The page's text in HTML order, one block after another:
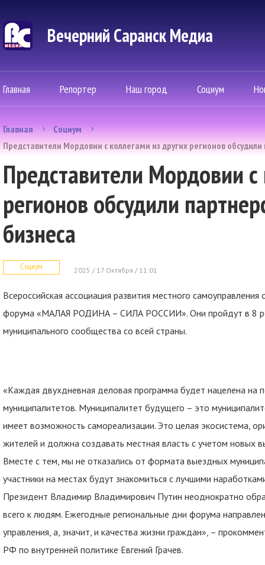
Вечерний Саранск Mедиа
Главная Репортер Наш город Социум
Главная
Социум
Представители Мордовии с коллегами из других регионов обсудили
Представители Мордовии
регионов обсудили
бизнеса
Социум 2025 / 17 Октября / 11:01
Всероссийская ассоциация развития местного
форума «МАЛАЯ РОДИНА – СИЛА РОССИИ». Они пройдут в 8
муниципального сообщества со всей страны.
«Каждая двухдневная деловая программа будет нацелена на
муниципалитетов. Муниципалитет будущего – это
имеет возможность самореализации. Это целая экосистема,
жителей и должна создавать местная власть с учетом новых
Вместе с тем, мы не отказались от формата выездных
участники на местах будут знакомиться с лучшими
Президент Владимир Владимирович Путин неоднократно
всего к людям. Ежегодные региональные дни форума
управления, а, значит, и качества жизни граждан», –
РФ по внутренней политике Евгений Грачев.